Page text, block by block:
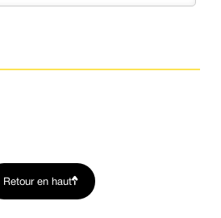
Retour en haut